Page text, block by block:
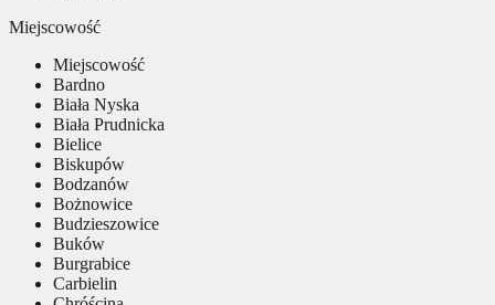
Miejscowość
Miejscowość
Bardno
Biała Nyska
Biała Prudnicka
Bielice
Biskupów
Bodzanów
Bożnowice
Budzieszowice
Buków
Burgrabice
Carbielin